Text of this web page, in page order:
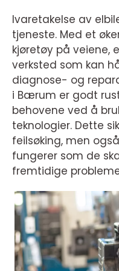
Ivaretakelse av
tjeneste. Med et
kjøretøy på veiene,
verksted som kan
diagnose- og
i Bærum er godt
behovene ved å
teknologier. Dette
feilsøking, men
fungerer som de
fremtidige